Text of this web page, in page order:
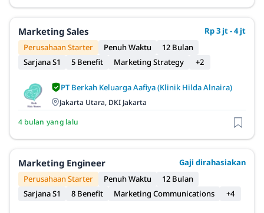
Marketing Sales
Rp 3 jt - 4 jt
Perusahaan Starter
Penuh Waktu
12 Bulan
Sarjana S1
5 Benefit Marketing Strategy +2
PT Berkah Keluarga Aafiya (Klinik Hilda Alnaira)
Jakarta Utara, DKI Jakarta
4 bulan yang lalu
Marketing Engineer
Gaji dirahasiakan
Perusahaan Starter
Penuh Waktu
12 Bulan
Sarjana S1
8 Benefit Marketing Communications +4